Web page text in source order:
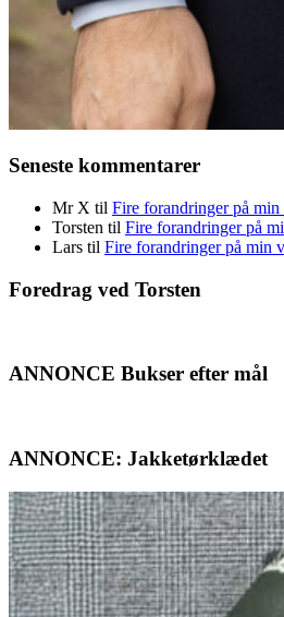
Seneste kommentarer
Mr X til Fire forandringer på
Torsten til Fire forandringer på
Lars til Fire forandringer på min
Foredrag ved Torsten
ANNONCE Bukser efter mål
ANNONCE: Jakketørklædet